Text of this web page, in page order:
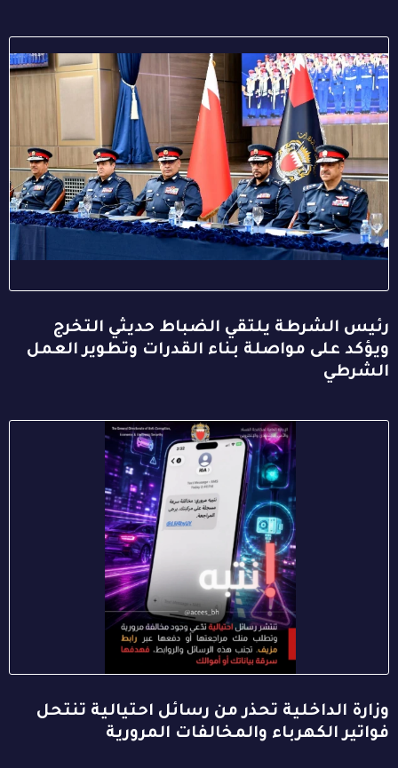
رئيس الشرطة يلتقي الضباط حديثي التخرج
ويؤكد على مواصلة بناء القدرات وتطوير العمل
الشرطي
وزارة الداخلية تحذر من رسائل احتيالية تنتحل
فواتير الكهرباء والمخالفات المرورية